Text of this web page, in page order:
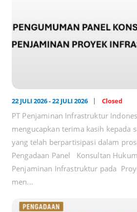
22 JULI 2026 - 22 JULI 2026 Closed
PT Penjaminan Infrastruktur
mengucapkan terima kasih kepada
yang telah berpartisipasi dalam
Pengadaan Panel Konsultan
Penjaminan Infrastruktur pada
men...